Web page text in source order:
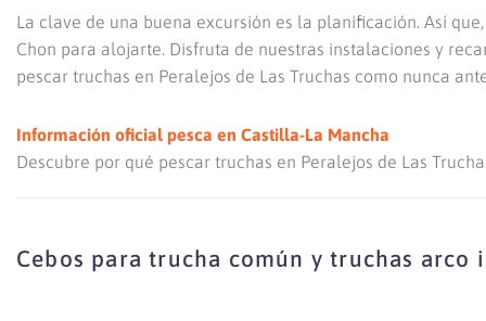
La clave de una buena excursión es la planificación. Así
Chon para alojarte. Disfruta de nuestras instalaciones y
pescar truchas en Peralejos de Las Truchas como nunca
Información oficial pesca en Castilla-La Mancha
Descubre por qué pescar truchas en Peralejos de Las
Cebos para trucha común y truchas arco